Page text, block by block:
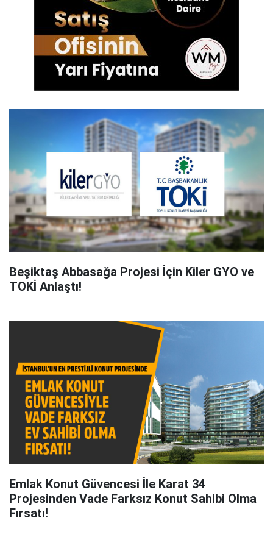
Beşiktaş Abbasağa Projesi İçin Kiler GYO ve
TOKİ Anlaştı!
Emlak Konut Güvencesi İle Karat 34
Projesinden Vade Farksız Konut Sahibi Olma
Fırsatı!